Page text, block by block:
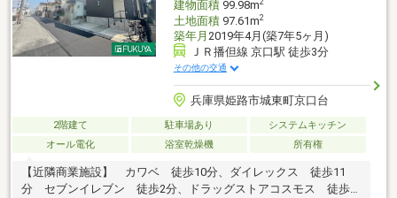
建物面積99.98m
土地面積97.61m2
築年月 2019年4月(築7年5ヶ月)
ＪＲ播但線 京口駅 徒歩3分
その他の交通
兵庫県姫路市城東町京口台
2階建て 駐車場あり
システムキッチン
オール電化
浴室乾燥機 所有権
【近隣商業施設】 カワベ 徒歩10分、ダイレックス 徒歩11
分 セブンイレブン 徒歩2分、ドラッグストアコスモス 徒歩2